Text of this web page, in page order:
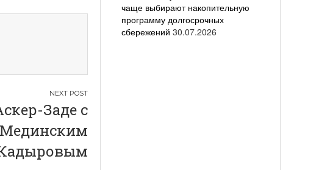
Заде с
чаще выбирают накопительную
программу долгосрочных
сбережений 30.07.2026